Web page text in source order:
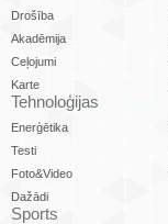
Drošība
Akadēmija
Ceļojumi
Karte
Tehnoloģijas
Enerģētika
Testi
Foto&Video
Dažādi
Sports